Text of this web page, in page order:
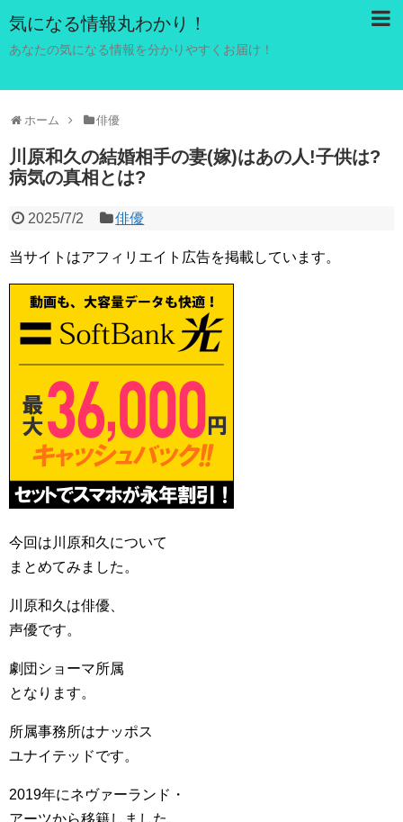
気になる情報丸わかり！
あなたの気になる情報を分かりやすくお届け！
ホーム 俳優
川原和久の結婚相手の妻(嫁)はあの人!子供は?
病気の真相とは?
2025/7/2 俳優
当サイトはアフィリエイト広告を掲載しています。
今回は川原和久について
まとめてみました。
川原和久は俳優、
声優です。
劇団ショーマ所属
となります。
所属事務所はナッポス
ユナイテッドです。
2019年にネヴァーランド・
アーツから移籍しました。